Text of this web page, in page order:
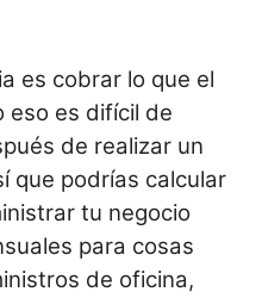
es cobrar lo que el
eso es difícil de
de realizar un
que podrías calcular
tu negocio
para cosas
de oficina,